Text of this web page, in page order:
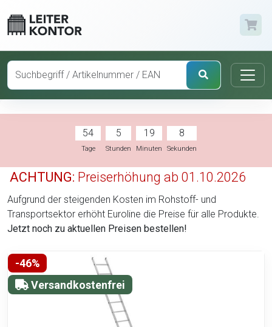
54
Tage
5
Stunden
19
Minuten
7
Sekunden
ACHTUNG: Preiserhöhung ab 01.10.2026
Aufgrund der steigenden Kosten im Rohstoff- und
Transportsektor erhöht Euroline die Preise für alle Produkte.
Jetzt noch zu aktuellen Preisen bestellen!
-46%
Versandkostenfrei